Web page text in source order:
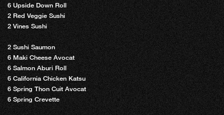
6 Upside Down Roll
2 Red Veggie Sushi
2 Vines Sushi
2 Sushi Saumon
6 Maki Cheese Avocat
6 Salmon Aburi Roll
6 California Chicken Katsu
6 Spring Thon Cuit Avocat
6 Spring Crevette